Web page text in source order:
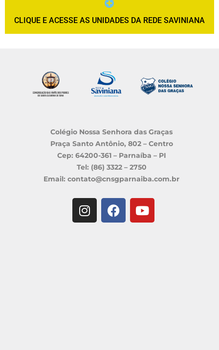
CLIQUE E ACESSE AS UNIDADES DA REDE SAVINIANA
Colégio Nossa Senhora das Graças
Praça Santo Antônio, 802 – Centro
Cep: 64200-361 – Parnaíba – PI
Tel: (86) 3322 – 2750
Email: contato@cnsgparnaiba.com.br